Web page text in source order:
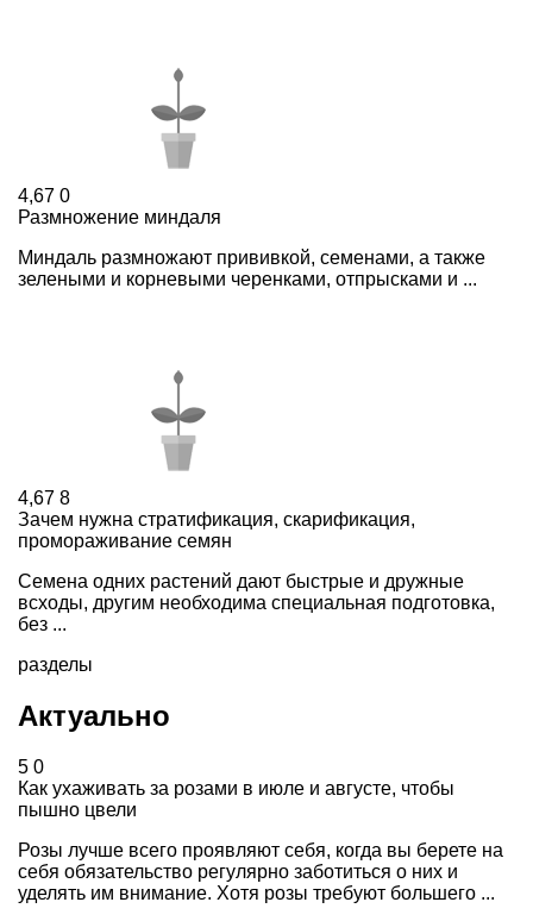
4,67 0
Размножение миндаля
Миндаль размножают прививкой, семенами, а также
зелеными и корневыми черенками, отпрысками и ...
4,67 8
Зачем нужна стратификация, скарификация,
промораживание семян
Семена одних растений дают быстрые и дружные
всходы, другим необходима специальная подготовка,
без ...
разделы
Актуально
5 0
Как ухаживать за розами в июле и августе, чтобы
пышно цвели
Розы лучше всего проявляют себя, когда вы берете на
себя обязательство регулярно заботиться о них и
уделять им внимание. Хотя розы требуют большего ...